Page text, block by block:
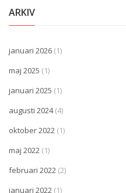
ARKIV
januari 2026 (1)
maj 2025 (1)
januari 2025 (1)
augusti 2024(4)
oktober 2022 (1)
maj 2022 (1)
februari 2022 (2)
januari 2022 (1)